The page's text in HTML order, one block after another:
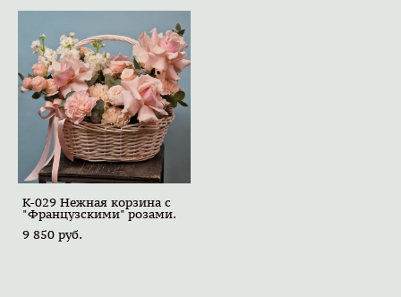
K-029 Нежная корзина с
"Французскими" розами.
9 850 pуб.